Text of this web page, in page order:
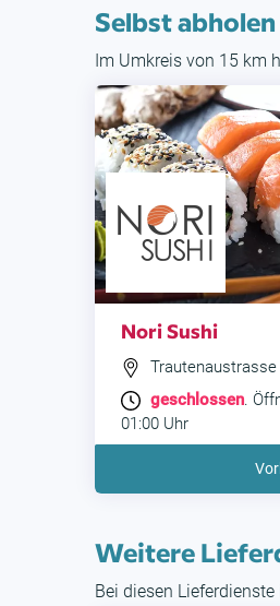
Selbst
Im Umkreis von 15 km
Nori Sushi
Trautenaustrasse
geschlossen.
01:00 Uhr
Weitere
Bei diesen